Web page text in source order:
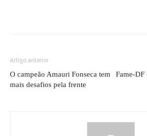
Artigo anterior
O campeão Amauri Fonseca tem
mais desafios pela frente
Fame-DF